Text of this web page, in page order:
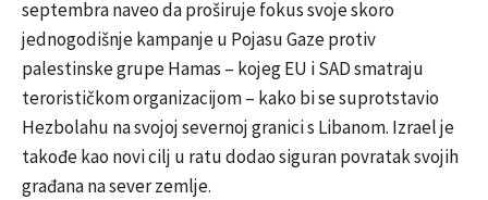
septembra naveo da proširuje fokus svoje skoro
jednogodišnje kampanje u Pojasu Gaze protiv
palestinske grupe Hamas – kojeg EU i SAD smatraju
terorističkom organizacijom – kako bi se suprotstavio
Hezbolahu na svojoj severnoj granici s Libanom. Izrael je
takođe kao novi cilj u ratu dodao siguran povratak svojih
građana na sever zemlje.